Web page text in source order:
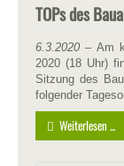
TOPs des
6.3.2020 – Am
2020 (18 Uhr)
Sitzung des
folgender
Weiterlesen ...